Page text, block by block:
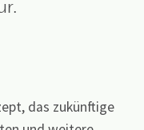
das zukünftige